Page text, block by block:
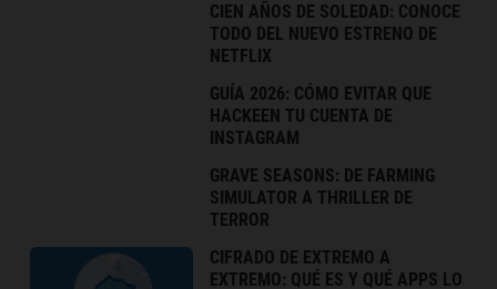
CIEN AÑOS DE SOLEDAD: CONOCE
TODO DEL NUEVO ESTRENO DE
NETFLIX
GUÍA 2026: CÓMO EVITAR QUE
HACKEEN TU CUENTA DE
INSTAGRAM
GRAVE SEASONS: DE FARMING
SIMULATOR A THRILLER DE
TERROR
CIFRADO DE EXTREMO A
EXTREMO: QUÉ ES Y QUÉ APPS LO